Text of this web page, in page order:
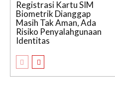
Registrasi Kartu SIM
Biometrik Dianggap
Masih Tak Aman, Ada
Risiko Penyalahgunaan
Identitas